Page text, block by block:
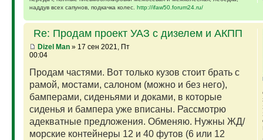
наддув всех сапунов, подкачка колес. http://ifaw50.forum24.ru/
Re: Продам проект УАЗ с дизелем и АКПП
Dizel Man» 17 сен 2021, Пт
00:04
Продам частями. Вот только кузов стоит брать с
рамой, мостами, салоном (можно и без него),
бамперами, сиденьями и доками, в которые
сиденья и бампера уже вписаны. Рассмотрю
адекватные предложения. Обменяю. Нужны ЖД/
морские контейнеры 12 и 40 футов (6 или 12